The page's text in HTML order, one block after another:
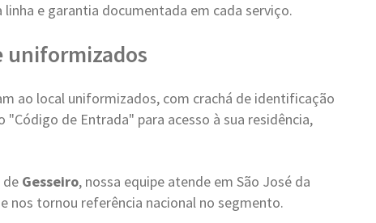
e garantia documentada em cada serviço.
uniformizados
ao local uniformizados, com crachá de identificação
de Entrada" para acesso à sua residência,
de Gesseiro, nossa equipe atende em São José da
nos tornou referência nacional no segmento.